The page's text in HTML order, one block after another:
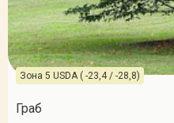
Зона 5 USDA ( -23,4 / -28,8)
Граб